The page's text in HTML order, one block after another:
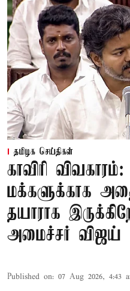
தமிழக செய்திகள்
காவிரி விவகாரம்:
மக்களுக்காக
தயாராக
அமைச்சர் விஜய்
Published on: 07 Aug 2026, 4:43